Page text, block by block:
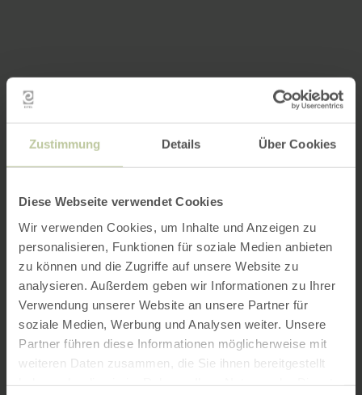
Zustimmung Details Über Cookies
Diese Webseite verwendet Cookies
Wir verwenden Cookies, um Inhalte und Anzeigen zu
personalisieren, Funktionen für soziale Medien anbieten
zu können und die Zugriffe auf unsere Website zu
analysieren. Außerdem geben wir Informationen zu Ihrer
Verwendung unserer Website an unsere Partner für
soziale Medien, Werbung und Analysen weiter. Unsere
Partner führen diese Informationen möglicherweise mit
weiteren Daten zusammen, die Sie ihnen bereitgestellt